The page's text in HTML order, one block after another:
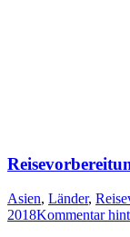
Asien, Länder,
2018Kommentar